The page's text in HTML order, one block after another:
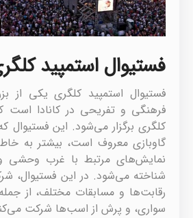
فستیوال استمپید
فستیوال استمپید کلگری یکی از
فرهنگی و تفریحی در کانادا است
کلگری برگزار می‌شود. این فستیوال
گاوبازی معروف است، بیشتر به
نمایش‌های مرتبط با غرب وحشی و
شناخته می‌شود. در این فستیوال،
رقابت‌ها و مسابقات مختلف، از
سواری، و پرش از اسب‌ها شرکت